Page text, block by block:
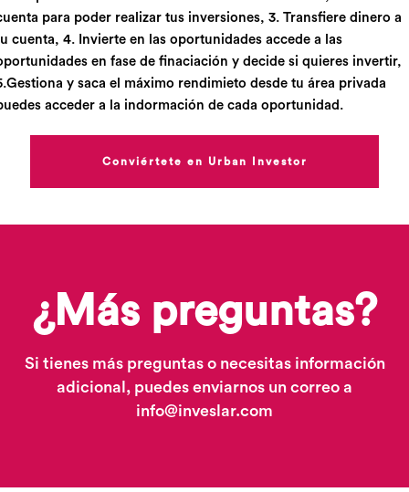
para poder realizar tus inversiones, 3. Transfiere dinero a
cuenta, 4. Invierte en las oportunidades accede a las
en fase de finaciación y decide si quieres invertir,
y saca el máximo rendimieto desde tu área privada
acceder a la indormación de cada oportunidad.
Conviértete en Urban Investor
¿Más preguntas?
Si tienes más preguntas o necesitas información
adicional, puedes enviarnos un correo a
info@inveslar.com